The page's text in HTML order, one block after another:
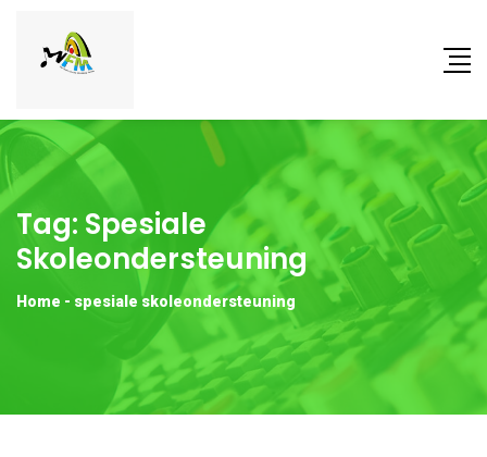
Tag: Spesiale
Skoleondersteuning
Home - spesiale skoleondersteuning